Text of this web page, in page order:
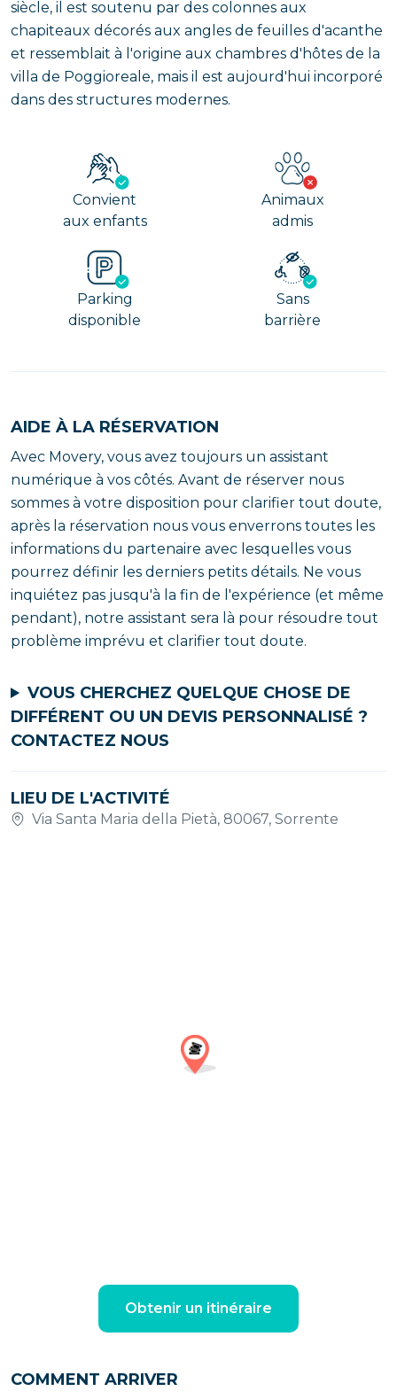
siècle, il est soutenu par des colonnes aux
chapiteaux décorés aux angles de feuilles d'acanthe
et ressemblait à l'origine aux chambres d'hôtes de la
villa de Poggioreale, mais il est aujourd'hui incorporé
dans des structures modernes.
Convient
aux enfants
Animaux
admis
Parking
disponible
Sans
barrière
AIDE À LA RÉSERVATION
Avec Movery, vous avez toujours un assistant
numérique à vos côtés. Avant de réserver nous
sommes à votre disposition pour clarifier tout doute,
après la réservation nous vous enverrons toutes les
informations du partenaire avec lesquelles vous
pourrez définir les derniers petits détails. Ne vous
inquiétez pas jusqu'à la fin de l'expérience (et même
pendant), notre assistant sera là pour résoudre tout
problème imprévu et clarifier tout doute.
VOUS CHERCHEZ QUELQUE CHOSE DE
DIFFÉRENT OU UN DEVIS PERSONNALISÉ ?
CONTACTEZ NOUS
LIEU DE L'ACTIVITÉ
Via Santa Maria della Pietà, 80067, Sorrente
Obtenir un itinéraire
COMMENT ARRIVER